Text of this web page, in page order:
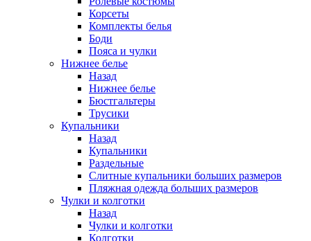
Корсеты
Комплекты белья
Боди
Пояса и чулки
Нижнее белье
Назад
Нижнее белье
Бюстгальтеры
Трусики
Купальники
Назад
Купальники
Раздельные
Слитные купальники больших размеров
Пляжная одежда больших размеров
Чулки и колготки
Назад
Чулки и колготки
Колготки